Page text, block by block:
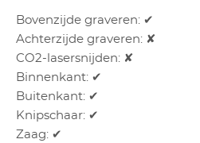
Bovenzijde graveren: ✔
Achterzijde graveren: ✘
CO2-lasersnijden: ✘
Binnenkant: ✔
Buitenkant: ✔
Knipschaar: ✔
Zaag: ✔